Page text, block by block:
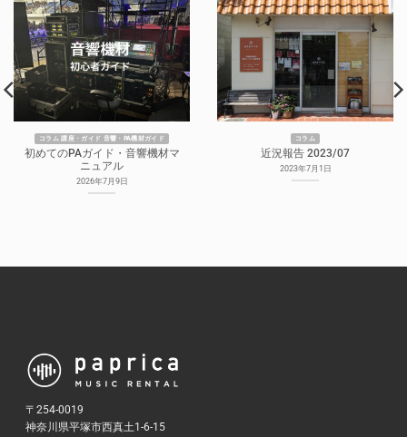
コラム 講座・ガイド 音響・PA機材ガイド
初めてのPAガイド・音響機材マ
ニュアル
2026年7月9日
コラム
近況報告 2023/07
2023年7月1日
〒254-0019
神奈川県平塚市西真土1-6-15